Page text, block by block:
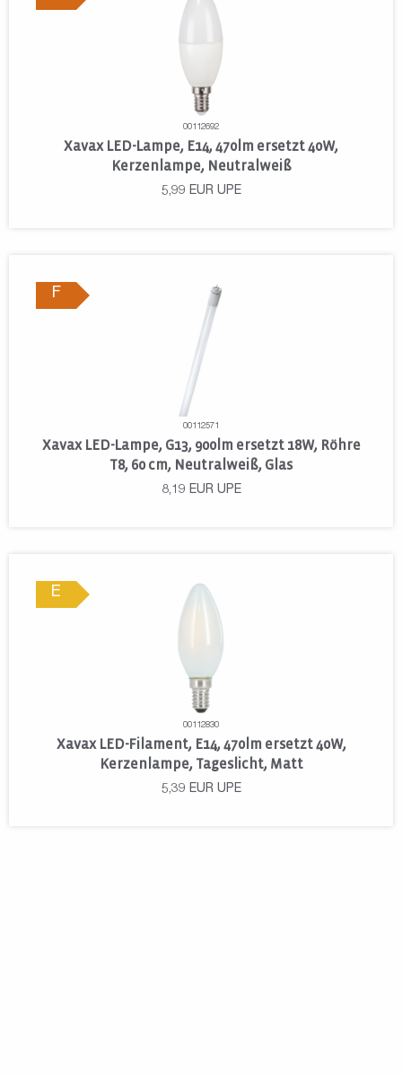
00112692
Xavax LED-Lampe, E14, 470lm ersetzt 40W,
Kerzenlampe, Neutralweiß
5,99 EUR UPE
F
00112571
Xavax LED-Lampe, G13, 900lm ersetzt 18W, Röhre
T8, 60 cm, Neutralweiß, Glas
8,19 EUR UPE
E
00112830
Xavax LED-Filament, E14, 470lm ersetzt 40W,
Kerzenlampe, Tageslicht, Matt
5,39 EUR UPE